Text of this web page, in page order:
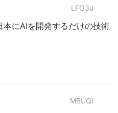
LFO3u
にAIを開発するだけの技術
MBUQI